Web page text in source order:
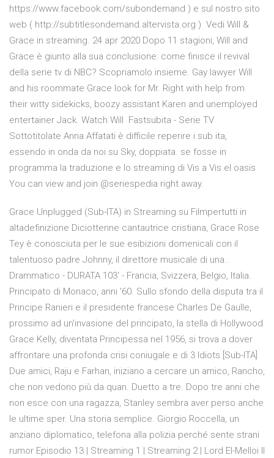
https://www.facebook.com/subondemand ) e sul nostro sito
web ( http://subtitlesondemand.altervista.org ) Vedi Will &
Grace in streaming. 24 apr 2020 Dopo 11 stagioni, Will and
Grace è giunto alla sua conclusione: come finisce il revival
della serie tv di NBC? Scopriamolo insieme. Gay lawyer Will
and his roommate Grace look for Mr. Right with help from
their witty sidekicks, boozy assistant Karen and unemployed
entertainer Jack. Watch Will Fastsubita - Serie TV
Sottotitolate Anna Affatati è difficile reperire i sub ita,
essendo in onda da noi su Sky, doppiata. se fosse in
programma la traduzione e lo streaming di Vis a Vis el oasis
You can view and join @seriespedia right away.
Grace Unplugged (Sub-ITA) in Streaming su Filmpertutti in
altadefinizione Diciottenne cantautrice cristiana, Grace Rose
Tey è conosciuta per le sue esibizioni domenicali con il
talentuoso padre Johnny, il direttore musicale di una..
Drammatico - DURATA 103′ - Francia, Svizzera, Belgio, Italia.
Principato di Monaco, anni '60. Sullo sfondo della disputa tra il
Principe Ranieri e il presidente francese Charles De Gaulle,
prossimo ad un'invasione del principato, la stella di Hollywood
Grace Kelly, diventata Principessa nel 1956, si trova a dover
affrontare una profonda crisi coniugale e di 3 Idiots [Sub-ITA]
Due amici, Raju e Farhan, iniziano a cercare un amico, Rancho,
che non vedono più da quan. Duetto a tre. Dopo tre anni che
non esce con una ragazza, Stanley sembra aver perso anche
le ultime sper. Una storia semplice. Giorgio Roccella, un
anziano diplomatico, telefona alla polizia perché sente strani
rumor Episodio 13 | Streaming 1 | Streaming 2 | Lord El-Melloi II